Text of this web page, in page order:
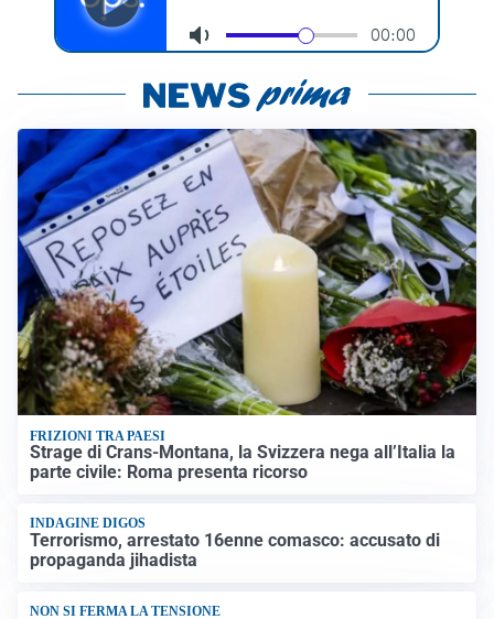
FRIZIONI TRA PAESI
Strage di Crans-Montana, la Svizzera nega all’Italia la
parte civile: Roma presenta ricorso
INDAGINE DIGOS
Terrorismo, arrestato 16enne comasco: accusato di
propaganda jihadista
NON SI FERMA LA TENSIONE